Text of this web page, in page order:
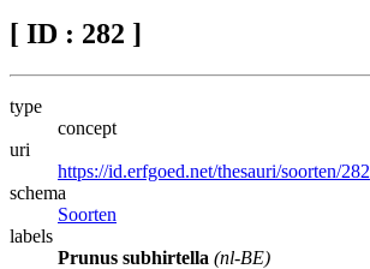
[ ID : 282 ]
type
concept
uri
https://id.erfgoed.net/thesauri/soorten/282
schema
Soorten
labels
Prunus subhirtella (nl-BE)